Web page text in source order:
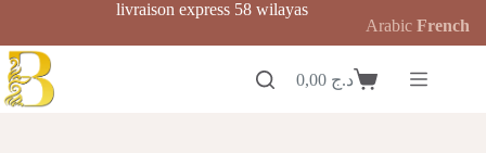
contenu
livraison express 58 wilayas
Panierد.ج
Arabic French